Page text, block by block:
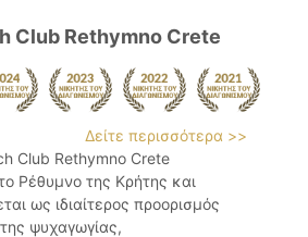
Club Rethymno Crete
Δείτε περισσότερα >>
Club Rethymno Crete
Ρέθυμνο της Κρήτης και
ως ιδιαίτερος προορισμός
ψυχαγωγίας,